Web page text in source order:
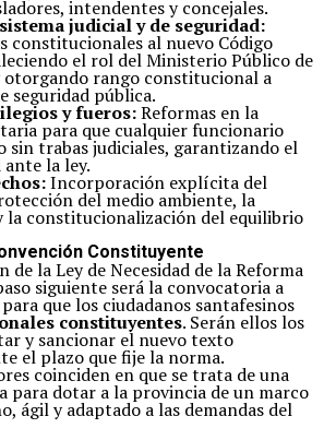
intendentes y concejales.
judicial y de seguridad:
constitucionales al nuevo Código
el rol del Ministerio Público de
otorgando rango constitucional a
seguridad pública.
y fueros:Reformas en la
para que cualquier funcionario
sin trabas judiciales, garantizando el
la ley.
Incorporación explícita del
del medio ambiente, la
la constitucionalización del equilibrio
Constituyente
de la Ley de Necesidad de la Reforma
siguiente será la convocatoria a
que los ciudadanos santafesinos
constituyentes. Serán ellos los
y sancionar el nuevo texto
el plazo que fije la norma.
coinciden en que se trata de una
para dotar a la provincia de un marco
ágil y adaptado a las demandas del